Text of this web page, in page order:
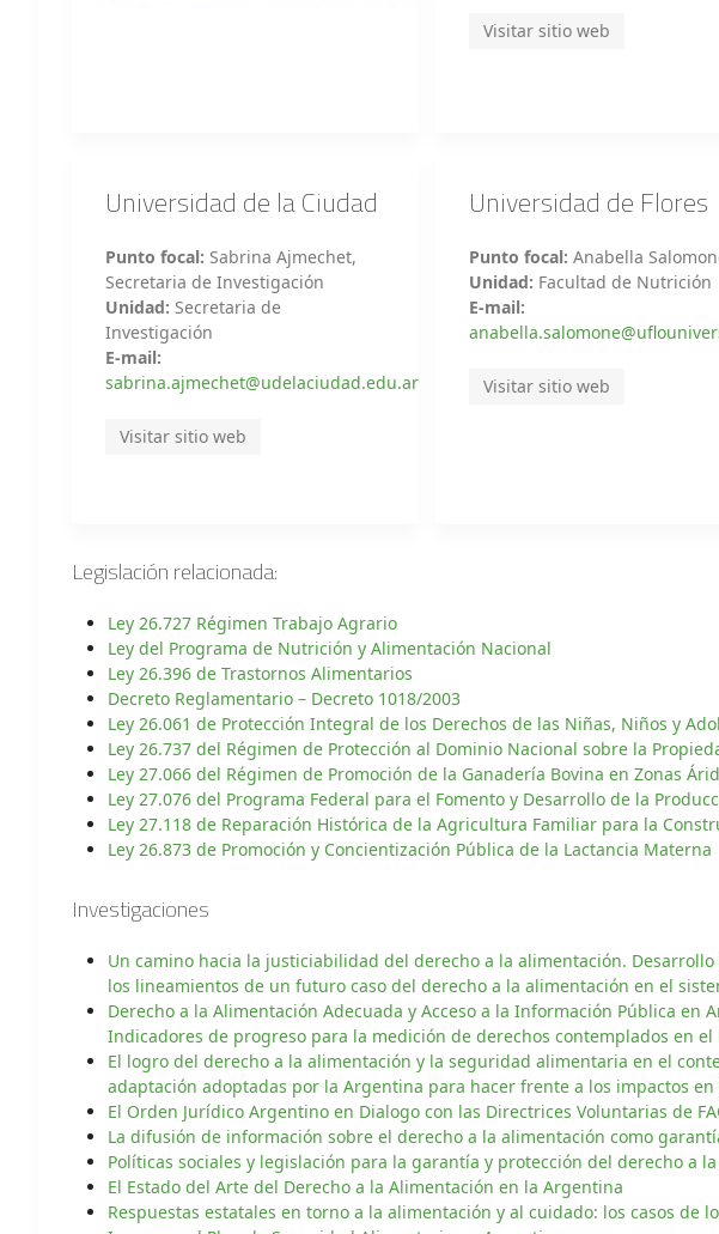
Visitar sitio web
Universidad de la Ciudad
Punto focal: Sabrina Ajmechet,
Secretaria de Investigación
Unidad: Secretaria de
Investigación
E-mail:
sabrina.ajmechet@udelaciudad.edu.ar
Visitar sitio web
Universidad de Flores
Punto focal: Anabella
Unidad: Facultad de Nutrición
E-mail:
Visitar sitio web
Legislación relacionada:
Ley 26.727 Régimen Trabajo Agrario
Ley del Programa de Nutrición y Alimentación Nacional
Ley 26.396 de Trastornos Alimentarios
Decreto Reglamentario – Decreto 1018/2003
Ley 26.061 de Protección Integral de los Derechos de las Niñas, Niños y
Ley 26.737 del Régimen de Protección al Dominio Nacional sobre la
Ley 27.066 del Régimen de Promoción de la Ganadería Bovina en Zonas
Ley 27.076 del Programa Federal para el Fomento y Desarrollo de la
Ley 27.118 de Reparación Histórica de la Agricultura Familiar para la
Ley 26.873 de Promoción y Concientización Pública de la Lactancia Materna
Investigaciones
Un camino hacia la justiciabilidad del derecho a la alimentación.
los lineamientos de un futuro caso del derecho a la alimentación en el
Derecho a la Alimentación Adecuada y Acceso a la Información Pública
Indicadores de progreso para la medición de derechos contemplados en el
El logro del derecho a la alimentación y la seguridad alimentaria en el
adaptación adoptadas por la Argentina para hacer frente a los impactos
El Orden Jurídico Argentino en Dialogo con las Directrices Voluntarias de
La difusión de información sobre el derecho a la alimentación como
Políticas sociales y legislación para la garantía y protección del derecho a
El Estado del Arte del Derecho a la Alimentación en la Argentina
Respuestas estatales en torno a la alimentación y al cuidado: los casos de